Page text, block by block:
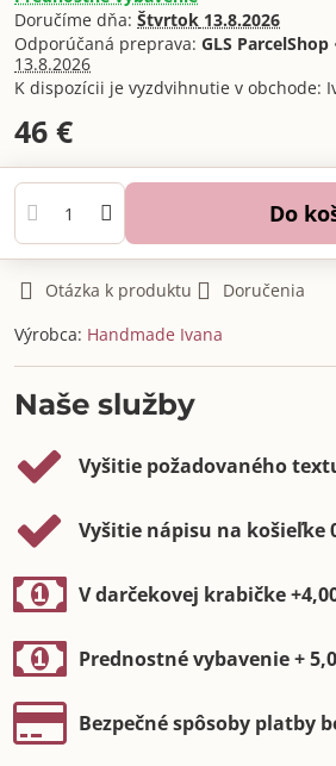
Doručíme dňa: Štvrtok 13.8.2026
GLS ParcelShop
13.8.2026
46 €
Do
Otázka k produktu
Doručenia
Výrobca: Handmade Ivana
Naše služby
Vyšitie požadovaného
Vyšitie nápisu na košieľke
V darčekovej krabičke
Prednostné vybavenie +
Bezpečné spôsoby platby